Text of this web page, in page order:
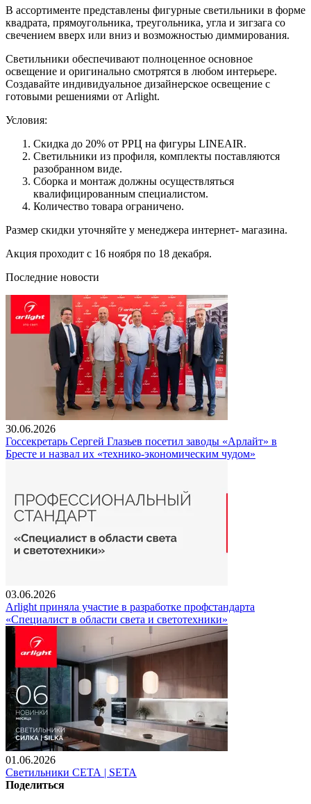
В ассортименте представлены фигурные светильники в форме
квадрата, прямоугольника, треугольника, угла и зигзага со
свечением вверх или вниз и возможностью диммирования.
Светильники обеспечивают полноценное основное
освещение и оригинально смотрятся в любом интерьере.
Создавайте индивидуальное дизайнерское освещение с
готовыми решениями от Arlight.
Условия:
Скидка до 20% от РРЦ на фигуры LINEAIR.
Светильники из профиля, комплекты поставляются
разобранном виде.
Сборка и монтаж должны осуществляться
квалифицированным специалистом.
Количество товара ограничено.
Размер скидки уточняйте у менеджера интернет- магазина.
Акция проходит с 16 ноября по 18 декабря.
Последние новости
30.06.2026
Госсекретарь Сергей Глазьев посетил заводы «Арлайт» в
Бресте и назвал их «технико-экономическим чудом»
03.06.2026
Arlight приняла участие в разработке профстандарта
«Специалист в области света и светотехники»
01.06.2026
Светильники СЕТА | SETA
Поделиться